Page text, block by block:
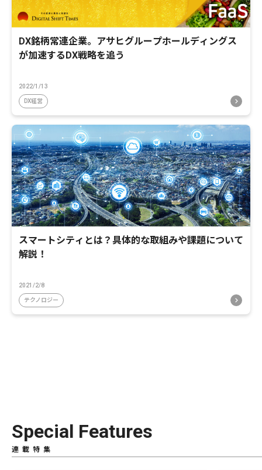
DX銘柄常連企業。アサヒグループホールディングス
が加速するDX戦略を追う
2022/1/13
DX経営
スマートシティとは？具体的な取組みや課題について
解説！
2021/2/8
テクノロジー
Special Features
連載特集